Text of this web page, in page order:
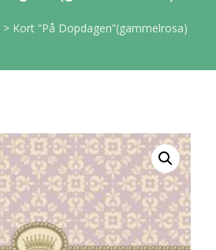
> Kort “På Dopdagen”(gammelrosa)